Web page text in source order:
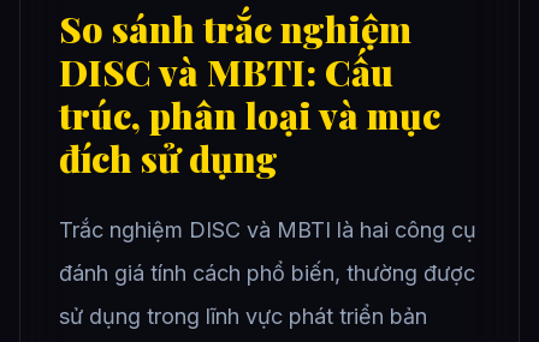
So sánh trắc nghiệm
DISC và MBTI: Cấu
trúc, phân loại và mục
đích sử dụng
Trắc nghiệm DISC và MBTI là hai công cụ
đánh giá tính cách phổ biến, thường được
sử dụng trong lĩnh vực phát triển bản